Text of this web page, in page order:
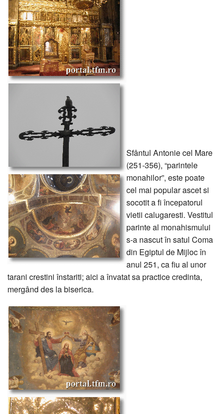
Sfântul Antonie cel Mare
(251-356), “parintele
monahilor”, este poate
cel mai popular ascet si
socotit a fi începatorul
vietii calugaresti. Vestitul
parinte al monahismului
s-a nascut în satul Coma
din Egiptul de Mijloc în
anul 251, ca fiu al unor
tarani crestini înstariti; aici a învatat sa practice credinta,
mergând des la biserica.